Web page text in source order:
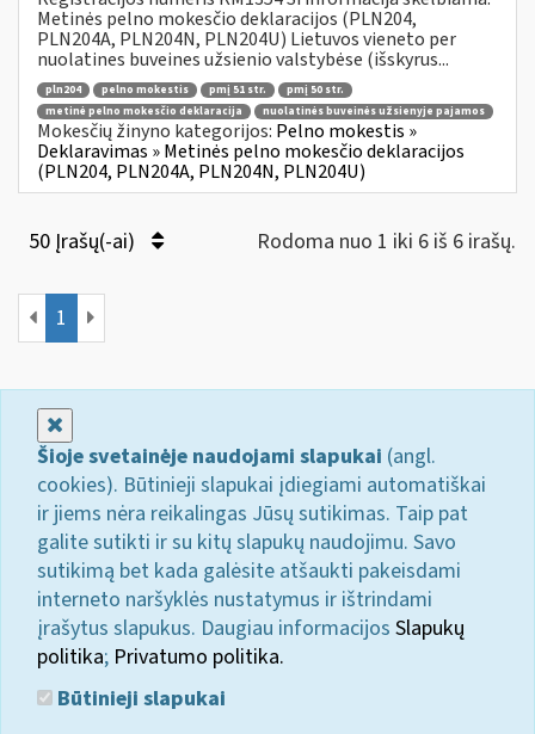
Metinės pelno mokesčio deklaracijos (PLN204,
PLN204A, PLN204N, PLN204U) Lietuvos vieneto per
nuolatines buveines užsienio valstybėse (išskyrus...
pln204 pelno mokestis pmį 51 str.
pmį 50 str.
metinė pelno mokesčio deklaracija
nuolatinės buveinės užsienyje pajamos
Mokesčių žinyno kategorijos: Pelno mokestis »
Deklaravimas » Metinės pelno mokesčio deklaracijos
(PLN204, PLN204A, PLN204N, PLN204U)
50 Įrašų(-ai) Rodoma nuo 1 iki 6 iš 6 irašų.
1
Šioje svetainėje naudojami slapukai (angl.
cookies). Būtinieji slapukai įdiegiami automatiškai
ir jiems nėra reikalingas Jūsų sutikimas. Taip pat
galite sutikti ir su kitų slapukų naudojimu. Savo
sutikimą bet kada galėsite atšaukti pakeisdami
interneto naršyklės nustatymus ir ištrindami
įrašytus slapukus. Daugiau informacijos Slapukų
politika; Privatumo politika.
Būtinieji slapukai